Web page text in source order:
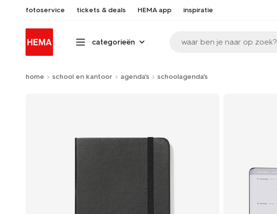
fotoservice tickets & deals HEMA app inspiratie
categorieën waar ben je naar op zoek?
home school en kantoor agenda's schoolagenda's